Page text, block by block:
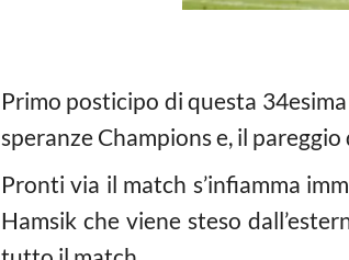
Primo posticipo di questa
speranze Champions e, il
Pronti via il match s’infiamma
Hamsik che viene steso